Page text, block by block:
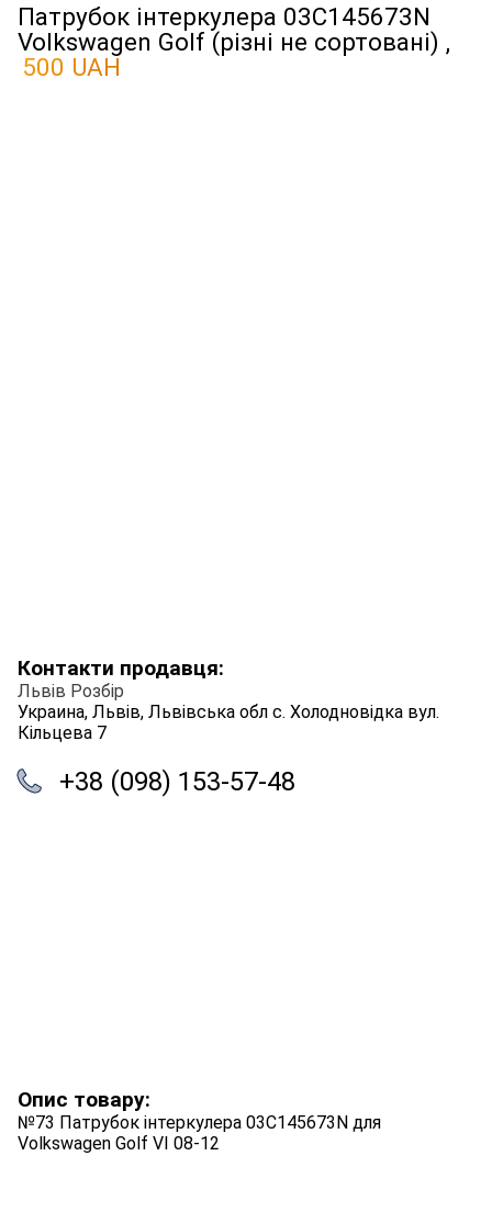
Патрубок інтеркулера 03C145673N
Volkswagen Golf (різні не сортовані) ,
500 UAH
Контакти продавця:
Львів Розбір
Украина, Львів, Львівська обл с. Холодновідка вул.
Кільцева 7
+38 (098) 153-57-48
Опис товару:
№73 Патрубок інтеркулера 03C145673N для
Volkswagen Golf VI 08-12